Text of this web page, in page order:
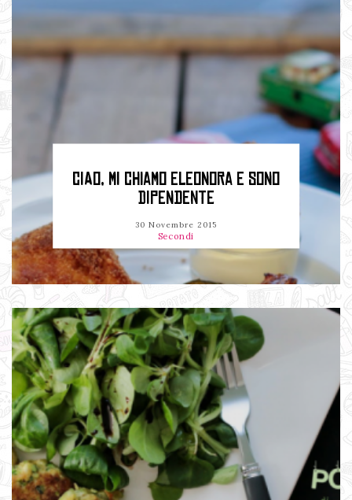
CIAO, MI CHIAMO ELEONORA E SONO
DIPENDENTE
30 Novembre 2015
Secondi